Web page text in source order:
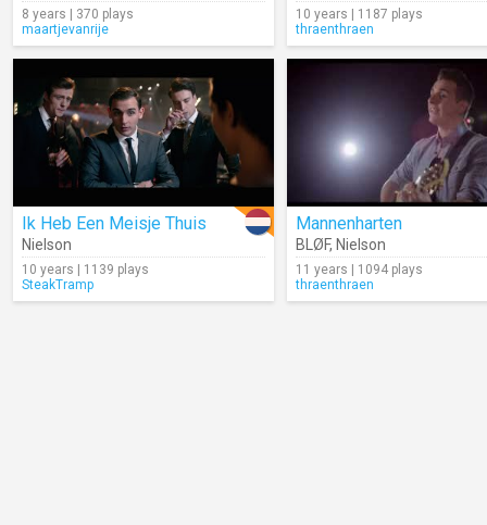
8 years | 370 plays
maartjevanrije
10 years | 1187 plays
thraenthraen
Ik Heb Een Meisje Thuis
Nielson
10 years | 1139 plays
SteakTramp
Mannenharten
BLØF, Nielson
11 years | 1094 plays
thraenthraen